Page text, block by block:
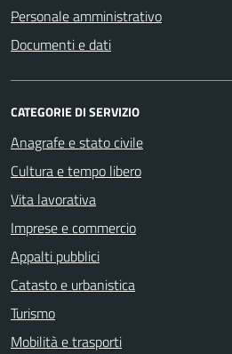
Personale amministrativo
Documenti e dati
CATEGORIE DI SERVIZIO
Anagrafe e stato civile
Cultura e tempo libero
Vita lavorativa
Imprese e commercio
Appalti pubblici
Catasto e urbanistica
Turismo
Mobilità e trasporti